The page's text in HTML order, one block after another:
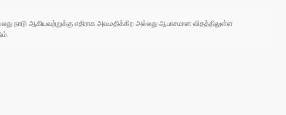
நாடு ஆகியவற்றுக்கு எதிராக அவமதிக்கிற அல்லது ஆபாசமான விதத்திலுள்ள